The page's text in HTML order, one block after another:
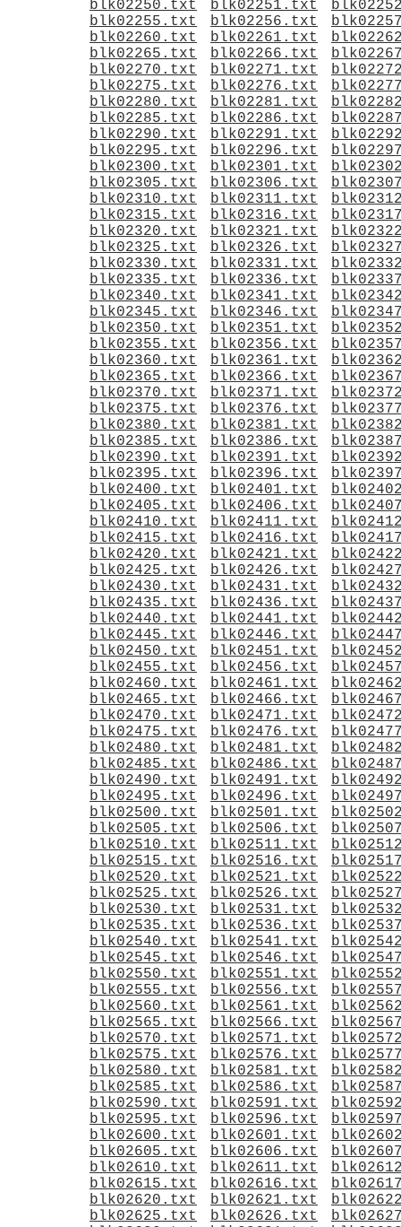
blk02250.txt
blk02251.txt
blk02255.txt
blk02256.txt
blk02260.txt
blk02261.txt
blk02265.txt
blk02266.txt
blk02270.txt
blk02271.txt
blk02275.txt
blk02276.txt
blk02280.txt
blk02281.txt
blk02285.txt
blk02286.txt
blk02290.txt
blk02291.txt
blk02295.txt
blk02296.txt
blk02300.txt
blk02301.txt
blk02305.txt
blk02306.txt
blk02310.txt
blk02311.txt
blk02315.txt
blk02316.txt
blk02320.txt
blk02321.txt
blk02325.txt
blk02326.txt
blk02330.txt
blk02331.txt
blk02335.txt
blk02336.txt
blk02340.txt
blk02341.txt
blk02345.txt
blk02346.txt
blk02350.txt
blk02351.txt
blk02355.txt
blk02356.txt
blk02360.txt
blk02361.txt
blk02365.txt
blk02366.txt
blk02370.txt
blk02371.txt
blk02375.txt
blk02376.txt
blk02380.txt
blk02381.txt
blk02385.txt
blk02386.txt
blk02390.txt
blk02391.txt
blk02395.txt
blk02396.txt
blk02400.txt
blk02401.txt
blk02405.txt
blk02406.txt
blk02410.txt
blk02411.txt
blk02415.txt
blk02416.txt
blk02420.txt
blk02421.txt
blk02425.txt
blk02426.txt
blk02430.txt
blk02431.txt
blk02435.txt
blk02436.txt
blk02440.txt
blk02441.txt
blk02445.txt
blk02446.txt
blk02450.txt
blk02451.txt
blk02455.txt
blk02456.txt
blk02460.txt
blk02461.txt
blk02465.txt
blk02466.txt
blk02470.txt
blk02471.txt
blk02475.txt
blk02476.txt
blk02480.txt
blk02481.txt
blk02485.txt
blk02486.txt
blk02490.txt
blk02491.txt
blk02495.txt
blk02496.txt
blk02500.txt
blk02501.txt
blk02505.txt
blk02506.txt
blk02510.txt
blk02511.txt
blk02515.txt
blk02516.txt
blk02520.txt
blk02521.txt
blk02525.txt
blk02526.txt
blk02530.txt
blk02531.txt
blk02535.txt
blk02536.txt
blk02540.txt
blk02541.txt
blk02545.txt
blk02546.txt
blk02550.txt
blk02551.txt
blk02555.txt
blk02556.txt
blk02560.txt
blk02561.txt
blk02565.txt
blk02566.txt
blk02570.txt
blk02571.txt
blk02575.txt
blk02576.txt
blk02580.txt
blk02581.txt
blk02585.txt
blk02586.txt
blk02590.txt
blk02591.txt
blk02595.txt
blk02596.txt
blk02600.txt
blk02601.txt
blk02605.txt
blk02606.txt
blk02610.txt
blk02611.txt
blk02615.txt
blk02616.txt
blk02620.txt
blk02621.txt
blk02625.txt
blk02626.txt